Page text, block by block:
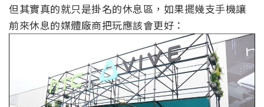
但其實真的就只是掛名的休息區，如果擺幾支手機讓
前來休息的媒體廠商把玩應該會更好：